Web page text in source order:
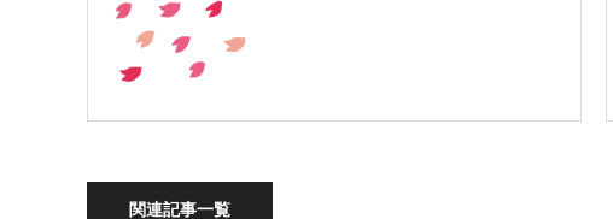
関連記事一覧